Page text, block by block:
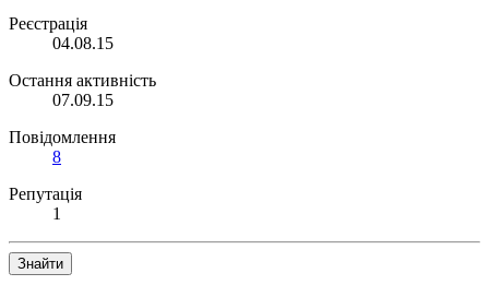
Реєстрація
04.08.15
Остання активність
07.09.15
Повідомлення
8
Репутація
1
Знайти